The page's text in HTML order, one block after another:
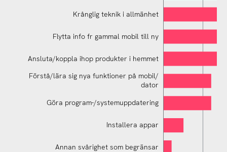
Krånglig teknik i allmänhet
Flytta info fr gammal mobil till ny
Ansluta/koppla ihop produkter i hemmet
Förstå/lära sig nya funktioner på mobil/
dator
Göra program-/systemuppdatering
Installera appar
Annan svårighet som begränsar